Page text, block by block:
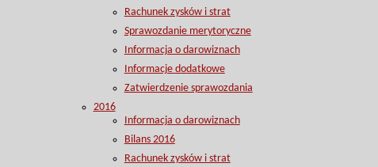
Rachunek zysków i strat
Sprawozdanie merytoryczne
Informacja o darowiznach
Informacje dodatkowe
Zatwierdzenie sprawozdania
2016
Informacja o darowiznach
Bilans 2016
Rachunek zysków i strat